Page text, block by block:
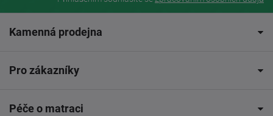
Kamenná prodejna
Pro zákazníky
Péče o matraci